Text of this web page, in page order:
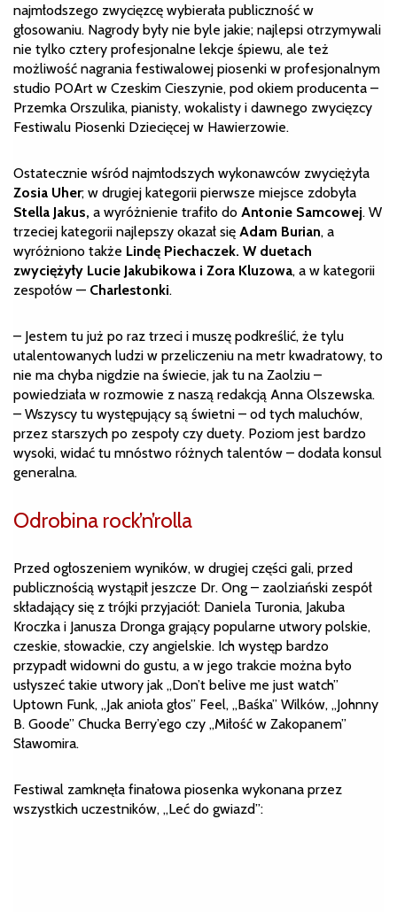
najmłodszego zwycięzcę wybierała publiczność w
głosowaniu. Nagrody były nie byle jakie; najlepsi otrzymywali
nie tylko cztery profesjonalne lekcje śpiewu, ale też
możliwość nagrania festiwalowej piosenki w profesjonalnym
studio POArt w Czeskim Cieszynie, pod okiem producenta –
Przemka Orszulika, pianisty, wokalisty i dawnego zwycięzcy
Festiwalu Piosenki Dziecięcej w Hawierzowie.
Ostatecznie wśród najmłodszych wykonawców zwyciężyła
Zosia Uher; w drugiej kategorii pierwsze miejsce zdobyła
Stella Jakus, a wyróżnienie trafiło do Antonie Samcowej. W
trzeciej kategorii najlepszy okazał się Adam Burian, a
wyróżniono także Lindę Piechaczek. W duetach
zwyciężyły Lucie Jakubikowa i Zora Kluzowa, a w kategorii
zespołów — Charlestonki.
– Jestem tu już po raz trzeci i muszę podkreślić, że tylu
utalentowanych ludzi w przeliczeniu na metr kwadratowy, to
nie ma chyba nigdzie na świecie, jak tu na Zaolziu –
powiedziała w rozmowie z naszą redakcją Anna Olszewska.
– Wszyscy tu występujący są świetni – od tych maluchów,
przez starszych po zespoły czy duety. Poziom jest bardzo
wysoki, widać tu mnóstwo różnych talentów – dodała konsul
generalna.
Odrobina rock’n’rolla
Przed ogłoszeniem wyników, w drugiej części gali, przed
publicznością wystąpił jeszcze Dr. Ong – zaolziański zespół
składający się z trójki przyjaciół: Daniela Turonia, Jakuba
Kroczka i Janusza Dronga grający popularne utwory polskie,
czeskie, słowackie, czy angielskie. Ich występ bardzo
przypadł widowni do gustu, a w jego trakcie można było
usłyszeć takie utwory jak „Don’t belive me just watch”
Uptown Funk, „Jak anioła głos” Feel, „Baśka” Wilków, „Johnny
B. Goode” Chucka Berry’ego czy „Miłość w Zakopanem”
Sławomira.
Festiwal zamknęła finałowa piosenka wykonana przez
wszystkich uczestników, „Leć do gwiazd”: